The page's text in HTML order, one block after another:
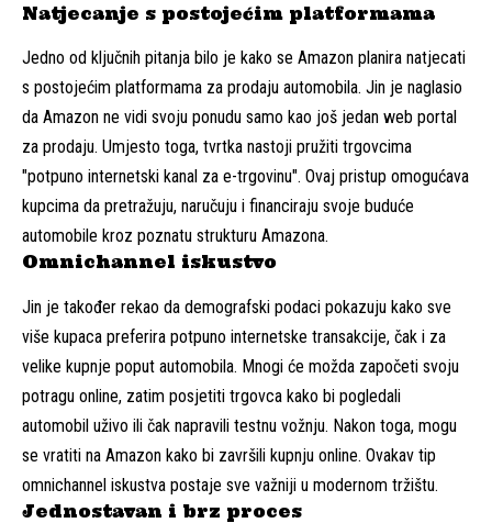
Natjecanje s postojećim platformama
Jedno od ključnih pitanja bilo je kako se Amazon planira natjecati
s postojećim platformama za prodaju automobila. Jin je naglasio
da Amazon ne vidi svoju ponudu samo kao još jedan web portal
za prodaju. Umjesto toga, tvrtka nastoji pružiti trgovcima
"potpuno internetski kanal za e-trgovinu". Ovaj pristup omogućava
kupcima da pretražuju, naručuju i financiraju svoje buduće
automobile kroz poznatu strukturu Amazona.
Omnichannel iskustvo
Jin je također rekao da demografski podaci pokazuju kako sve
više kupaca preferira potpuno internetske transakcije, čak i za
velike kupnje poput automobila. Mnogi će možda započeti svoju
potragu online, zatim posjetiti trgovca kako bi pogledali
automobil uživo ili čak napravili testnu vožnju. Nakon toga, mogu
se vratiti na Amazon kako bi završili kupnju online. Ovakav tip
omnichannel iskustva postaje sve važniji u modernom tržištu.
Jednostavan i brz proces